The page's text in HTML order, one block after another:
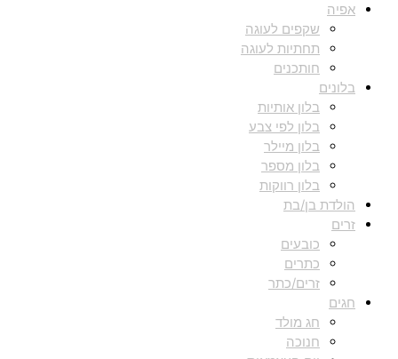
אפיה
שקפים לעוגה
תחתיות לעוגה
חותכנים
בלונים
בלון אותיות
בלון לפי צבע
בלון מיילר
בלון מספר
בלון רווקות
הולדת בן/בת
זרים
כובעים
כתרים
זרים/כתר
חגים
חג מולד
חנוכה